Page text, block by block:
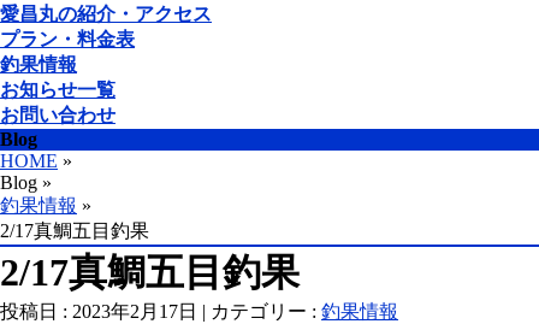
愛昌丸の紹介・アクセス
プラン・料金表
釣果情報
お知らせ一覧
お問い合わせ
Blog
HOME »
Blog »
釣果情報 »
2/17真鯛五目釣果
2/17真鯛五目釣果
投稿日 : 2023年2月17日 | カテゴリー : 釣果情報